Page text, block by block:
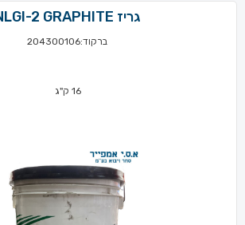
גריז NLGI-2 GRAPHITE
ברקוד:204300106
16 ק"ג